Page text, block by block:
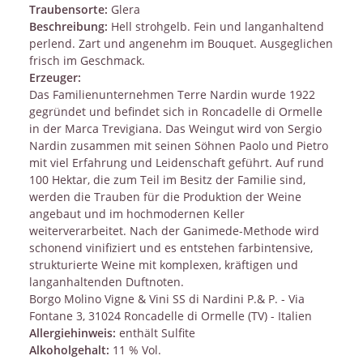
Traubensorte: Glera
Beschreibung: Hell strohgelb. Fein und langanhaltend
perlend. Zart und angenehm im Bouquet. Ausgeglichen
frisch im Geschmack.
Erzeuger:
Das Familienunternehmen Terre Nardin wurde 1922
gegründet und befindet sich in Roncadelle di Ormelle
in der Marca Trevigiana. Das Weingut wird von Sergio
Nardin zusammen mit seinen Söhnen Paolo und Pietro
mit viel Erfahrung und Leidenschaft geführt. Auf rund
100 Hektar, die zum Teil im Besitz der Familie sind,
werden die Trauben für die Produktion der Weine
angebaut und im hochmodernen Keller
weiterverarbeitet. Nach der Ganimede-Methode wird
schonend vinifiziert und es entstehen farbintensive,
strukturierte Weine mit komplexen, kräftigen und
langanhaltenden Duftnoten.
Borgo Molino Vigne & Vini SS di Nardini P.& P. - Via
Fontane 3, 31024 Roncadelle di Ormelle (TV) - Italien
Allergiehinweis: enthält Sulfite
Alkoholgehalt: 11 % Vol.